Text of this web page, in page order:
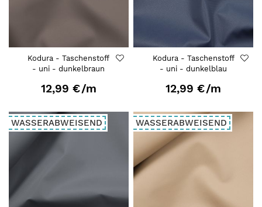
Kodura - Taschenstoff
- uni - dunkelbraun
12,99 €/m
Kodura - Taschenstoff
- uni - dunkelblau
12,99 €/m
WASSERABWEISEND WASSERABWEISEND